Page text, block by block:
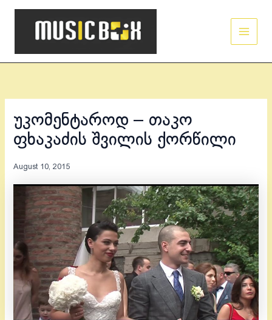
Skip
უკომენტაროდ – თაკო
ფხაკაძის შვილის ქორწილი
August 10, 2015